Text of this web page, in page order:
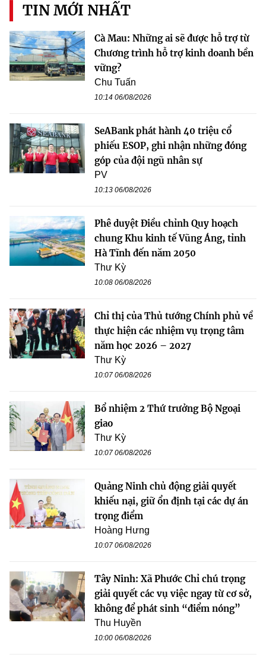
TIN MỚI NHẤT
Cà Mau: Những ai sẽ được hỗ trợ từ
Chương trình hỗ trợ kinh doanh bền
vững?
Chu Tuấn
10:14 06/08/2026
SeABank phát hành 40 triệu cổ
phiếu ESOP, ghi nhận những đóng
góp của đội ngũ nhân sự
PV
10:13 06/08/2026
Phê duyệt Điều chỉnh Quy hoạch
chung Khu kinh tế Vũng Áng, tỉnh
Hà Tĩnh đến năm 2050
Thư Kỳ
10:08 06/08/2026
Chỉ thị của Thủ tướng Chính phủ về
thực hiện các nhiệm vụ trọng tâm
năm học 2026 – 2027
Thư Kỳ
10:07 06/08/2026
Bổ nhiệm 2 Thứ trưởng Bộ Ngoại
giao
Thư Kỳ
10:07 06/08/2026
Quảng Ninh chủ động giải quyết
khiếu nại, giữ ổn định tại các dự án
trọng điểm
Hoàng Hưng
10:07 06/08/2026
Tây Ninh: Xã Phước Chỉ chú trọng
giải quyết các vụ việc ngay từ cơ sở,
không để phát sinh “điểm nóng”
Thu Huyền
10:00 06/08/2026